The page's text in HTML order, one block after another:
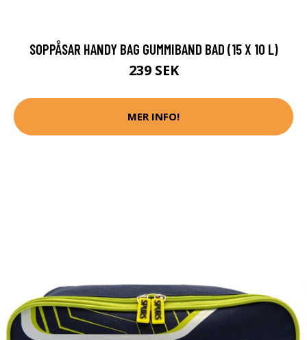
SOPPÅSAR HANDY BAG GUMMIBAND BAD (15 X 10 L)
239 SEK
MER INFO!